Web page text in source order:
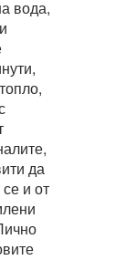
вода,
да
и от